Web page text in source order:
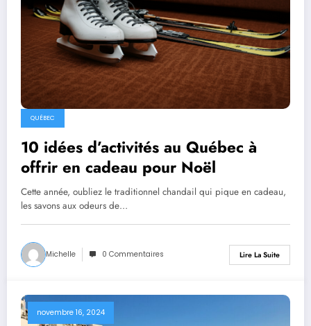
QUÉBEC
10 idées d’activités au Québec à
offrir en cadeau pour Noël
Cette année, oubliez le traditionnel chandail qui pique en cadeau,
les savons aux odeurs de…
Michelle 0 Commentaires Lire La Suite
novembre 16, 2024